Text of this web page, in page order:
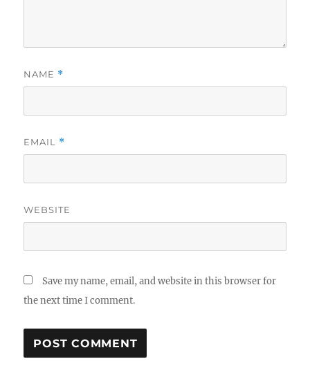
NAME *
EMAIL *
WEBSITE
Save my name, email, and website in this browser for
the next time I comment.